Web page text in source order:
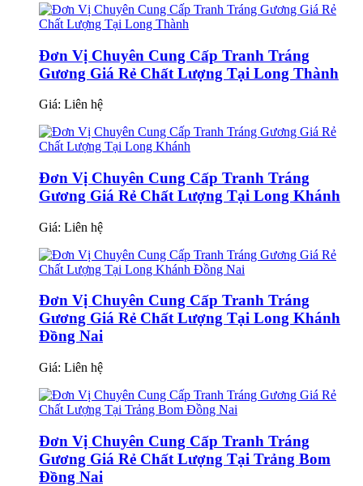
Đơn Vị Chuyên Cung Cấp Tranh Tráng
Gương Giá Rẻ Chất Lượng Tại Long Thành
Giá: Liên hệ
Đơn Vị Chuyên Cung Cấp Tranh Tráng
Gương Giá Rẻ Chất Lượng Tại Long Khánh
Giá: Liên hệ
Đơn Vị Chuyên Cung Cấp Tranh Tráng
Gương Giá Rẻ Chất Lượng Tại Long Khánh
Đồng Nai
Giá: Liên hệ
Đơn Vị Chuyên Cung Cấp Tranh Tráng
Gương Giá Rẻ Chất Lượng Tại Trảng Bom
Đồng Nai